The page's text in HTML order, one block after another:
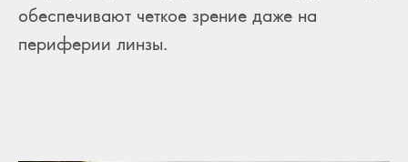
обеспечивают четкое зрение даже на
периферии линзы.